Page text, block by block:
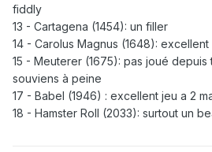
fiddly
13 - Cartagena (1454): un filler
14 - Carolus Magnus (1648):
15 - Meuterer (1675): pas joué depuis
souviens à peine
17 - Babel (1946) : excellent jeu a 2
18 - Hamster Roll (2033): surtout un